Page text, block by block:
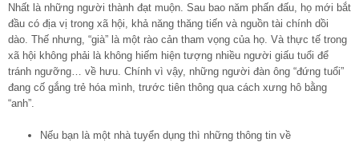
Nhất là những người thành đạt muộn. Sau bao năm phấn đấu, họ mới bắt
đầu có địa vị trong xã hội, khả năng thăng tiến và nguồn tài chính dồi
dào. Thế nhưng, “già” là một rào cản tham vọng của họ. Và thực tế trong
xã hội không phải là không hiếm hiện tượng nhiều người giấu tuổi để
tránh ngưỡng… về hưu. Chính vì vậy, những người đàn ông “đứng tuổi”
đang cố gắng trẻ hóa mình, trước tiên thông qua cách xưng hô bằng
“anh”.
Nếu bạn là một nhà tuyển dụng thì những thông tin về